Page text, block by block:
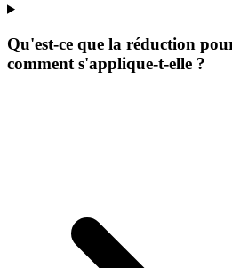
Qu'est-ce que la réduction
comment s'applique-t-elle ?